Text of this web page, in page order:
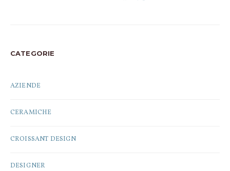
CATEGORIE
AZIENDE
CERAMICHE
CROISSANT DESIGN
DESIGNER